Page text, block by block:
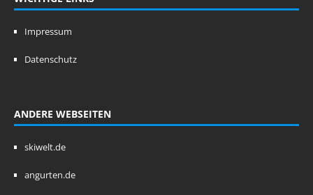
Impressum
Datenschutz
ANDERE WEBSEITEN
skiwelt.de
angurten.de